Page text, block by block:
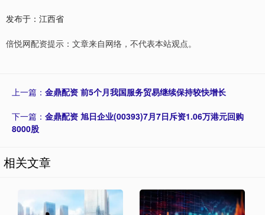
发布于：江西省
倍悦网配资提示：文章来自网络，不代表本站观点。
上一篇： 金鼎配资 前5个月我国服务贸易继续保持较快增长
下一篇： 金鼎配资 旭日企业(00393)7月7日斥资1.06万港元回购
8000股
相关文章